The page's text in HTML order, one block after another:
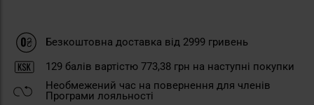
Безкоштовна доставка від 2999 гривень
129 балів вартістю 773,38 грн на наступні покупки
Необмежений час на повернення для членів
Програми лояльності